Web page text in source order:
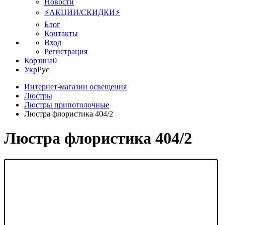
Новости
⚡АКЦИИ/СКИДКИ⚡
Блог
Контакты
Вход
Регистрация
Корзина0
УкрРус
Интернет-магазин освещения
Люстры
Люстры припотолочные
Люстра флористика 404/2
Люстра флористика 404/2